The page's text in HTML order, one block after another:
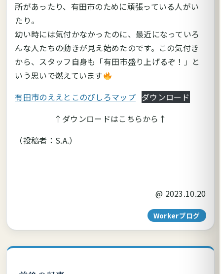
所があったり、有田市のために頑張っている人がい
たり。
幼い時には気付かなかったのに、最近になっていろ
んな人たちの動きが見え始めたのです。この気付き
から、スタッフ自身も「有田市盛り上げるぞ！」と
いう思いで燃えています
有田市のええとこのびしろマップ ダウンロード
↑ダウンロードはこちらから↑
（投稿者：S.A.）
@ 2023.10.20
Workerブログ